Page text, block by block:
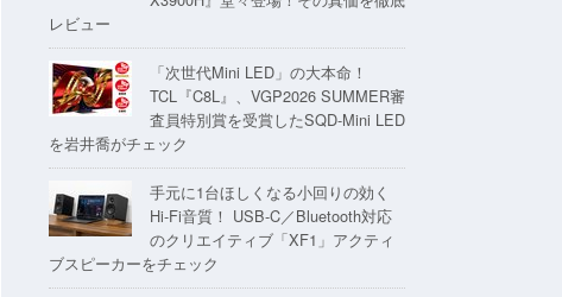
レビュー
「次世代Mini LED」の大本命！
TCL『C8L』、VGP2026 SUMMER審
査員特別賞を受賞したSQD-Mini LED
を岩井喬がチェック
手元に1台ほしくなる小回りの効く
Hi-Fi音質！ USB-C／Bluetooth対応
のクリエイティブ「XF1」アクティ
ブスピーカーをチェック